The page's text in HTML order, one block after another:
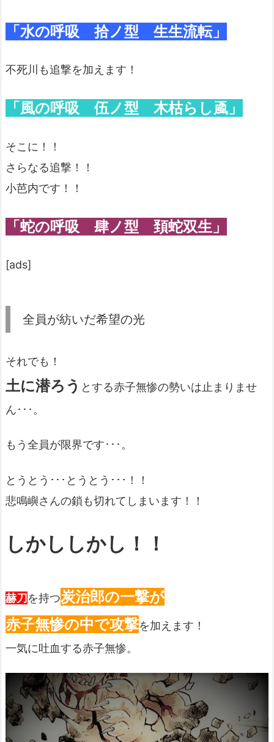
「水の呼吸 拾ノ型 生生流転」
不死川も追撃を加えます！
「風の呼吸 伍ノ型 木枯らし颪」
そこに！！
さらなる追撃！！
小芭内です！！
「蛇の呼吸 肆ノ型 頚蛇双生」
[ads]
全員が紡いだ希望の光
それでも！
土に潜ろう とする赤子無惨の勢いは止まりませ
ん･･･。
もう全員が限界です･･･。
とうとう･･･とうとう･･･！！
悲鳴嶼さんの鎖も切れてしまいます！！
しかししかし！！
赫刀を持つ炭治郎の一撃が
赤子無惨の中で攻撃を加えます！
一気に吐血する赤子無惨。